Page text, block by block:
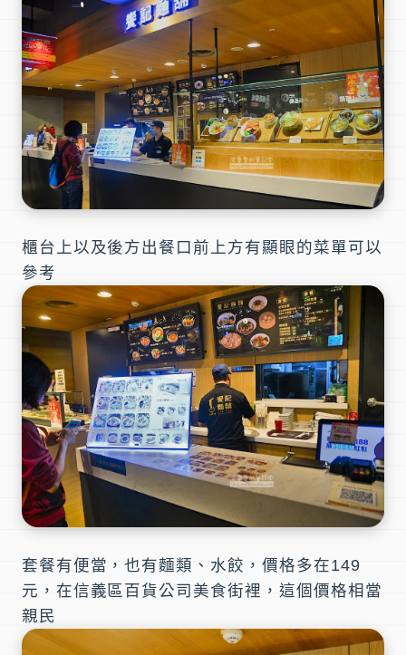
櫃台上以及後方出餐口前上方有顯眼的菜單可以
參考
套餐有便當，也有麵類、水餃，價格多在149
元，在信義區百貨公司美食街裡，這個價格相當
親民